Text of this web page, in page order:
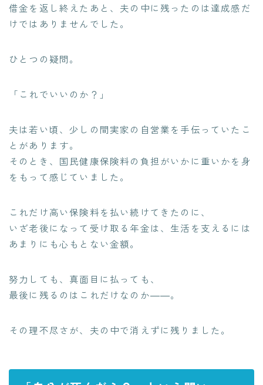
借金を返し終えたあと、夫の中に残ったのは達成感だ
けではありませんでした。
ひとつの疑問。
「これでいいのか？」
夫は若い頃、少しの間実家の自営業を手伝っていたこ
とがあります。
そのとき、国民健康保険料の負担がいかに重いかを身
をもって感じていました。
これだけ高い保険料を払い続けてきたのに、
いざ老後になって受け取る年金は、生活を支えるには
あまりにも心もとない金額。
努力しても、真面目に払っても、
最後に残るのはこれだけなのか――。
その理不尽さが、夫の中で消えずに残りました。